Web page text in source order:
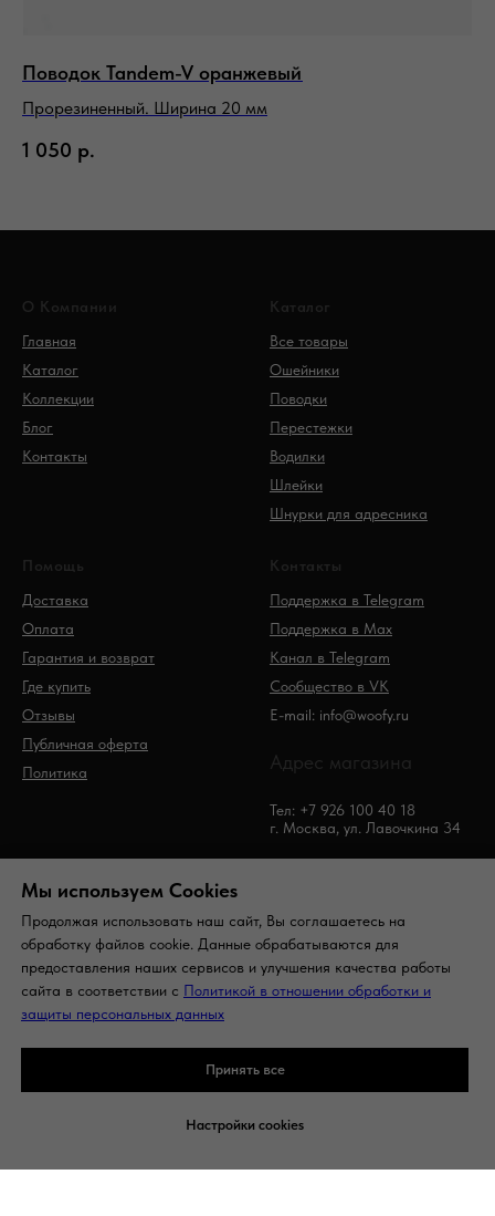
Поводок Tandem-V оранжевый
Прорезиненный. Ширина 20 мм
1 050 р.
О Компании
Главная
Каталог
Коллекции
Блог
Контакты
Каталог
Все товары
Ошейники
Поводки
Перестежки
Водилки
Шлейки
Шнурки для адресника
Помощь
Доставка
Оплата
Гарантия и возврат
Где купить
Отзывы
Публичная оферта
Политика
Контакты
Поддержка в Telegram
Поддержка в Max
Канал в Telegram
Сообщество в VK
E-mail: info@woofy.ru
Адрес магазина
Тел: +7 926 100 40 18
г. Москва, ул. Лавочкина 34
© Woofy. Все права защищены
Мы используем Сookies
Продолжая использовать наш сайт, Вы соглашаетесь на
обработку файлов cookie. Данные обрабатываются для
предоставления наших сервисов и улучшения качества работы
сайта в соответствии с Политикой в отношении обработки и
защиты персональных данных
Принять все
Настройки cookies